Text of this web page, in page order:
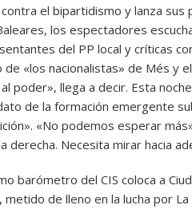
el bipartidismo y lanza
los espectadores
del PP local y críticas
de «los nacionalistas» de Més y
poder», llega a decir. Esta
de la formación emergente
«No podemos esperar
derecha. Necesita mirar hacia
barómetro del CIS coloca a
metido de lleno en la lucha por